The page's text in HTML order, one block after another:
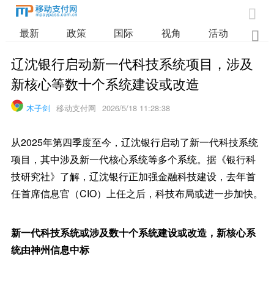

最新 政策 国际 视角 活动 业

辽沈银行启动新一代科技系统项目，涉及
新核心等数十个系统建设或改造
木子剑 移动支付网 2026/5/18 11:28:38
从2025年第四季度至今，辽沈银行启动了新一代科技系统
项目，其中涉及新一代核心系统等多个系统。据《银行科
技研究社》了解，辽沈银行正加强金融科技建设，去年首
任首席信息官（CIO）上任之后，科技布局或进一步加快。
新一代科技系统或涉及数十个系统建设或改造，新核心系
统由神州信息中标